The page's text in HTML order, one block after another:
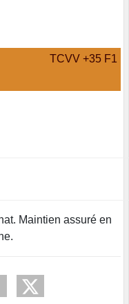
TCVV +35 F1
Maintien assuré en